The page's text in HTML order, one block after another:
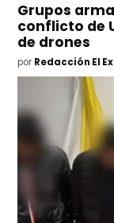
Grupos
conflicto de
de drones
por Redacción El